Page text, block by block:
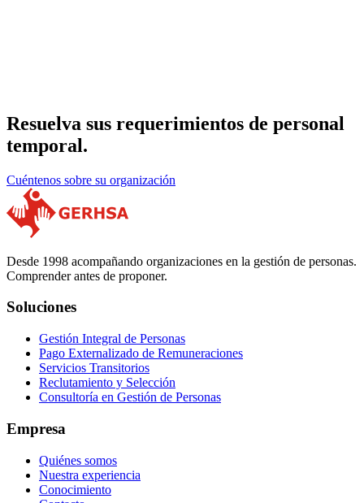
Resuelva sus requerimientos de personal
temporal.
Cuéntenos sobre su organización
Desde 1998 acompañando organizaciones en la gestión de personas.
Comprender antes de proponer.
Soluciones
Gestión Integral de Personas
Pago Externalizado de Remuneraciones
Servicios Transitorios
Reclutamiento y Selección
Consultoría en Gestión de Personas
Empresa
Quiénes somos
Nuestra experiencia
Conocimiento